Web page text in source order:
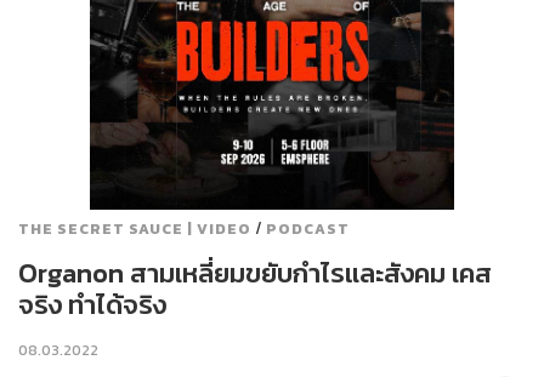
THE SECRET SAUCE | VIDEO / PODCAST
Organon สามเหลี่ยมขยับกำไรและสังคม เคส
จริง ทำได้จริง
08.03.2022